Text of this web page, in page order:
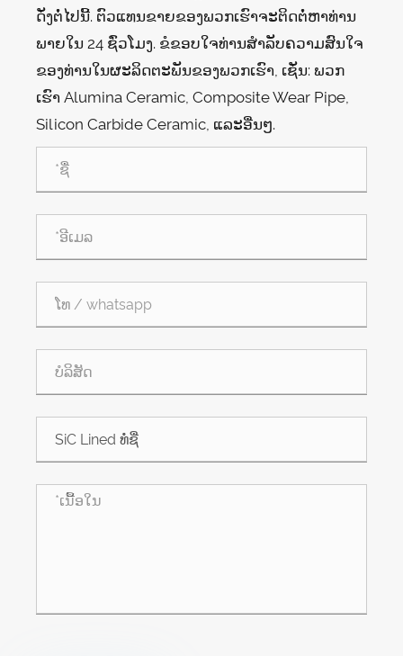
ດັ່ງ​ຕໍ່​ໄປ​ນີ້​. ຕົວແທນຂາຍຂອງພວກເຮົາຈະຕິດຕໍ່ຫາທ່ານ
ພາຍໃນ 24 ຊົ່ວໂມງ. ຂໍຂອບໃຈທ່ານສໍາລັບຄວາມສົນໃຈ
ຂອງທ່ານໃນຜະລິດຕະພັນຂອງພວກເຮົາ, ເຊັ່ນ: ພວກ
ເຮົາ Alumina Ceramic, Composite Wear Pipe,
Silicon Carbide Ceramic, ແລະອື່ນໆ.